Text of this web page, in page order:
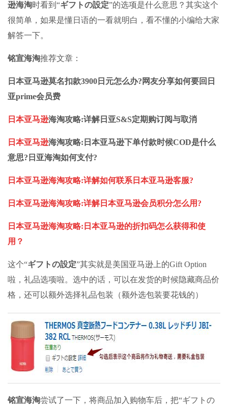
逊海淘时看到“ギフトの設定”的选项是什么意思？其实这个
很简单，如果是懂日语的一看就明白，看不懂的小编给大家
解答一下。
铭宣海淘推荐文章：
日本亚马逊莫名扣款3900日元怎么办?网友分享如何要回日
亚prime会员费
日本亚马逊海淘攻略:详解日亚S&S定期购订阅与取消
日本亚马逊海淘攻略:日本亚马逊下单付款时候COD是什么
意思?日亚海淘如何支付?
日本亚马逊海淘攻略:详解如何联系日本亚马逊客服?
日本亚马逊海淘攻略:详解日本亚马逊会员积分怎么用?
日本亚马逊海淘攻略:日本亚马逊的折扣码怎么获得和使
用？
这个“ギフトの設定”其实就是美国亚马逊上的Gift Option
啦，礼品选项啦。选中的话，可以在发货的时候隐藏商品价
格，还可以额外选择礼品包装（额外选包装要花钱的）
铭宣海淘尝试了一下，将商品加入购物车后，把“ギフトの